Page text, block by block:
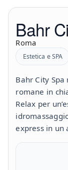
Bahr
Roma
Estetica e SPA
Bahr City
romane in
Relax per
express in un